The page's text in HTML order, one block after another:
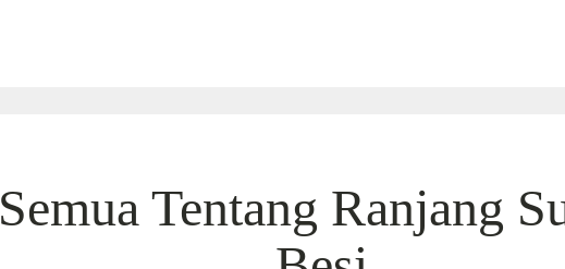
Semua Tentang Ranjang